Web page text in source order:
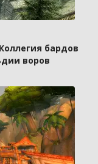
бардов
воров